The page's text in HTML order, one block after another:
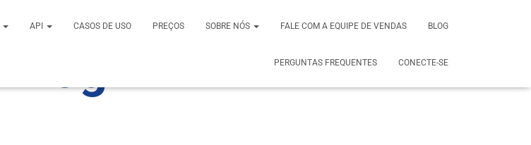
API CASOS DE USO PREÇOS SOBRE NÓS FALE COM A EQUIPE DE VENDAS BLOG
PERGUNTAS FREQUENTES CONECTE-SE